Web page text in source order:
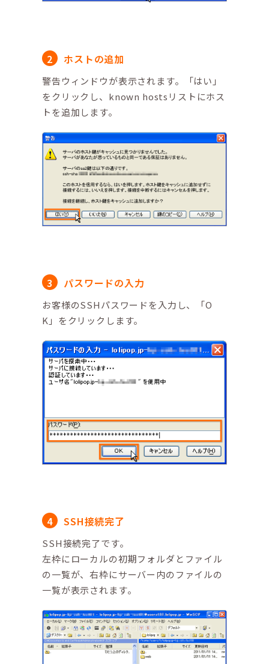
ホストの追加
警告ウィンドウが表示されます。「はい」
をクリックし、known hostsリストにホス
トを追加します。
パスワードの入力
お客様のSSHパスワードを入力し、「O
K」をクリックします。
SSH接続完了
SSH接続完了です。
左枠にローカルの初期フォルダとファイル
の一覧が、右枠にサーバー内のファイルの
一覧が表示されます。